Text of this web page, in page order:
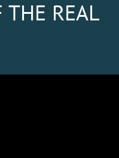
THE REAL